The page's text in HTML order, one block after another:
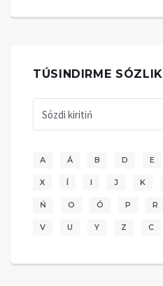
TÚSINDIRME SÓZLIK
A Á B D E
X Í I J K
Ń O Ó P R
V U Y Z C